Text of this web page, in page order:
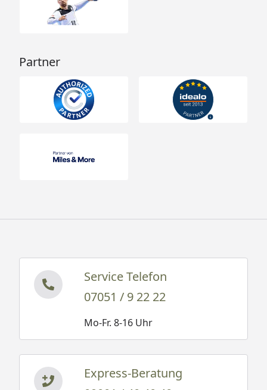
Partner
Service Telefon
07051 / 9 22 22
Mo-Fr. 8-16 Uhr
Express-Beratung